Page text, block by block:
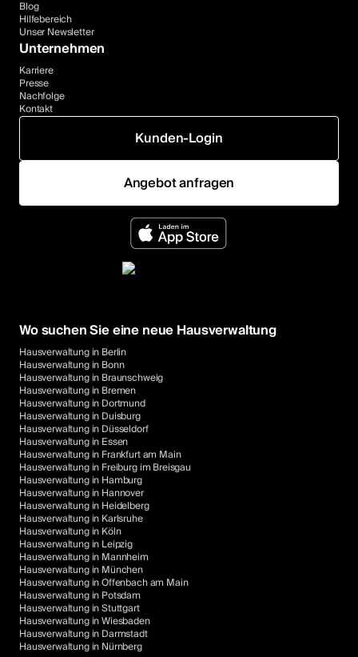
Blog
Hilfebereich
Unser Newsletter
Unternehmen
Karriere
Presse
Nachfolge
Kontakt
Kunden-Login
Angebot anfragen
Wo suchen Sie eine neue Hausverwaltung
Hausverwaltung in Berlin
Hausverwaltung in Bonn
Hausverwaltung in Braunschweig
Hausverwaltung in Bremen
Hausverwaltung in Dortmund
Hausverwaltung in Duisburg
Hausverwaltung in Düsseldorf
Hausverwaltung in Essen
Hausverwaltung in Frankfurt am Main
Hausverwaltung in Freiburg im Breisgau
Hausverwaltung in Hamburg
Hausverwaltung in Hannover
Hausverwaltung in Heidelberg
Hausverwaltung in Karlsruhe
Hausverwaltung in Köln
Hausverwaltung in Leipzig
Hausverwaltung in Mannheim
Hausverwaltung in München
Hausverwaltung in Offenbach am Main
Hausverwaltung in Potsdam
Hausverwaltung in Stuttgart
Hausverwaltung in Wiesbaden
Hausverwaltung in Darmstadt
Hausverwaltung in Nürnberg